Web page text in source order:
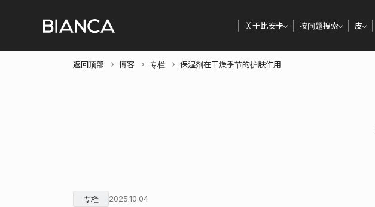
关于比安卡 按问题搜索 皮
返回顶部 博客 专栏 保湿剂在干燥季节的护肤作用
专栏 2025.10.04